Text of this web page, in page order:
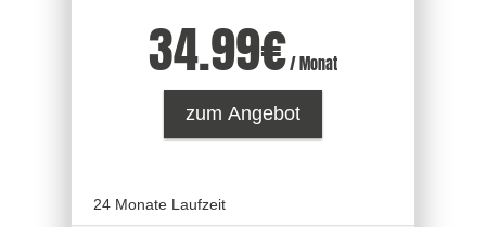
34.99€/ Monat
zum Angebot
24 Monate Laufzeit